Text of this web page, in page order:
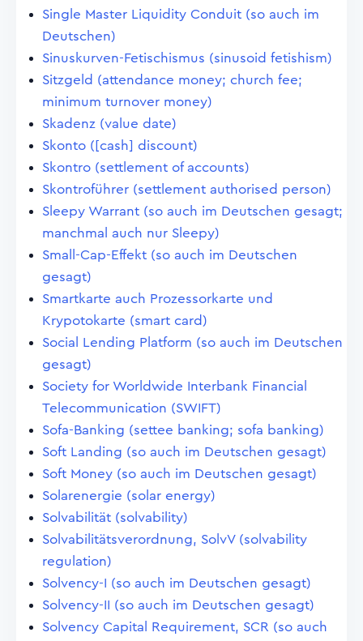
Single Master Liquidity Conduit (so auch im
Deutschen)
Sinuskurven-Fetischismus (sinusoid fetishism)
Sitzgeld (attendance money; church fee;
minimum turnover money)
Skadenz (value date)
Skonto ([cash] discount)
Skontro (settlement of accounts)
Skontroführer (settlement authorised person)
Sleepy Warrant (so auch im Deutschen gesagt;
manchmal auch nur Sleepy)
Small-Cap-Effekt (so auch im Deutschen
gesagt)
Smartkarte auch Prozessorkarte und
Krypotokarte (smart card)
Social Lending Platform (so auch im Deutschen
gesagt)
Society for Worldwide Interbank Financial
Telecommunication (SWIFT)
Sofa-Banking (settee banking; sofa banking)
Soft Landing (so auch im Deutschen gesagt)
Soft Money (so auch im Deutschen gesagt)
Solarenergie (solar energy)
Solvabilität (solvability)
Solvabilitätsverordnung, SolvV (solvability
regulation)
Solvency-I (so auch im Deutschen gesagt)
Solvency-II (so auch im Deutschen gesagt)
Solvency Capital Requirement, SCR (so auch